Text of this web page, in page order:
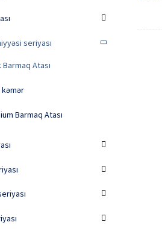
seriyası
Atası
kəmər
Barmaq Atası